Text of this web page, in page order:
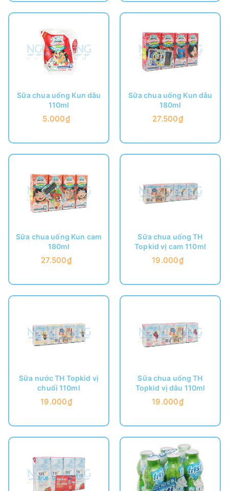
Sữa chua uống Kun dâu
110ml
5.000₫
Sữa chua uống Kun dâu
180ml
27.500₫
Sữa chua uống Kun cam
180ml
27.500₫
Sữa chua uống TH
Topkid vị cam 110ml
19.000₫
Sữa nước TH Topkid vị
chuối 110ml
19.000₫
Sữa chua uống TH
Topkid vị dâu 110ml
19.000₫